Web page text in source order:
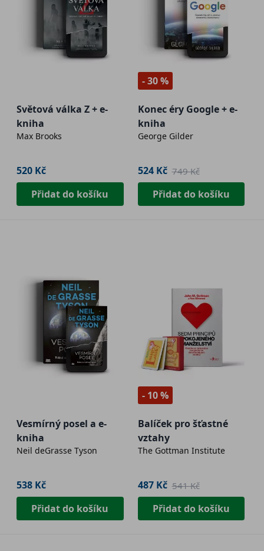
Světová válka Z + e-
kniha
Max Brooks
520 Kč
Přidat do košíku
- 30 %
Konec éry Google + e-
kniha
George Gilder
524 Kč 749 Kč
Přidat do košíku
Vesmírný posel a e-
kniha
Neil deGrasse Tyson
538 Kč
Přidat do košíku
- 10 %
Balíček pro šťastné
vztahy
The Gottman Institute
487 Kč 541 Kč
Přidat do košíku